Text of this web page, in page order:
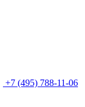
+7 (495) 788-11-06